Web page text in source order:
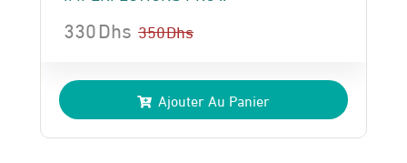
350Dhs
prix
initial
était :
330Dhs
prix
actuel
est :
Ajouter Au Panier